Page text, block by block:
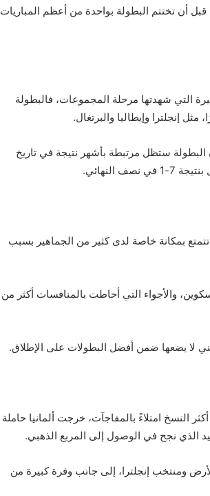
أن تختتم البطولة بواحدة من أعظم المباريات
الإثارة الكبيرة التي شهدتها مرحلة المجموعات، فالبطولة
إنجلترا وإيطاليا والبرتغال.
البطولة ستظل مرتبطة بأشهر نتيجة في تاريخ
التي تتمتع بمكانة خاصة لدى كثير من الجماهير بسبب
والأجواء التي أحاطت بالمنافسات أكثر من
لا يضعها ضمن أفضل البطولات على الإطلاق.
من أكثر النسخ امتلاءً بالمفاجآت، خرجت ألمانيا حاملة
الذي نجح في الوصول إلى المربع الذهبي.
ومنتخب إنجلترا، إلى جانب وفرة كبيرة من